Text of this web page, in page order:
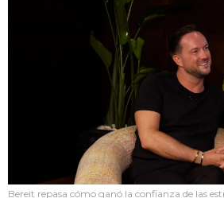
Bereit repasa cómo ganó la confianza de las